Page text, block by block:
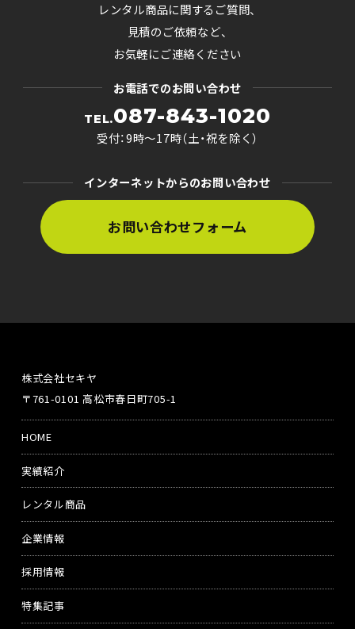
レンタル商品に関するご質問、
見積のご依頼など、
お気軽にご連絡ください
お電話でのお問い合わせ
TEL.087-843-1020
受付：9時〜17時（土・祝を除く）
インターネットからのお問い合わせ
お問い合わせフォーム
株式会社セキヤ
〒761-0101 高松市春日町705-1
HOME
実績紹介
レンタル商品
企業情報
採用情報
特集記事